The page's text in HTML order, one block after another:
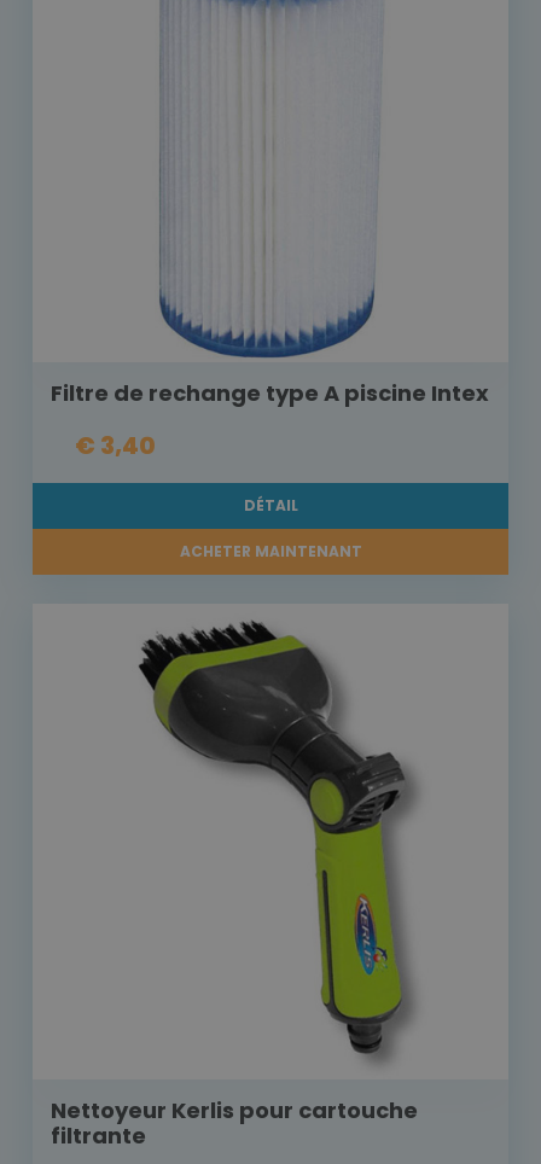
Filtre de rechange type A piscine Intex
€ 3,40
DÉTAIL
ACHETER MAINTENANT
Nettoyeur Kerlis pour cartouche
filtrante